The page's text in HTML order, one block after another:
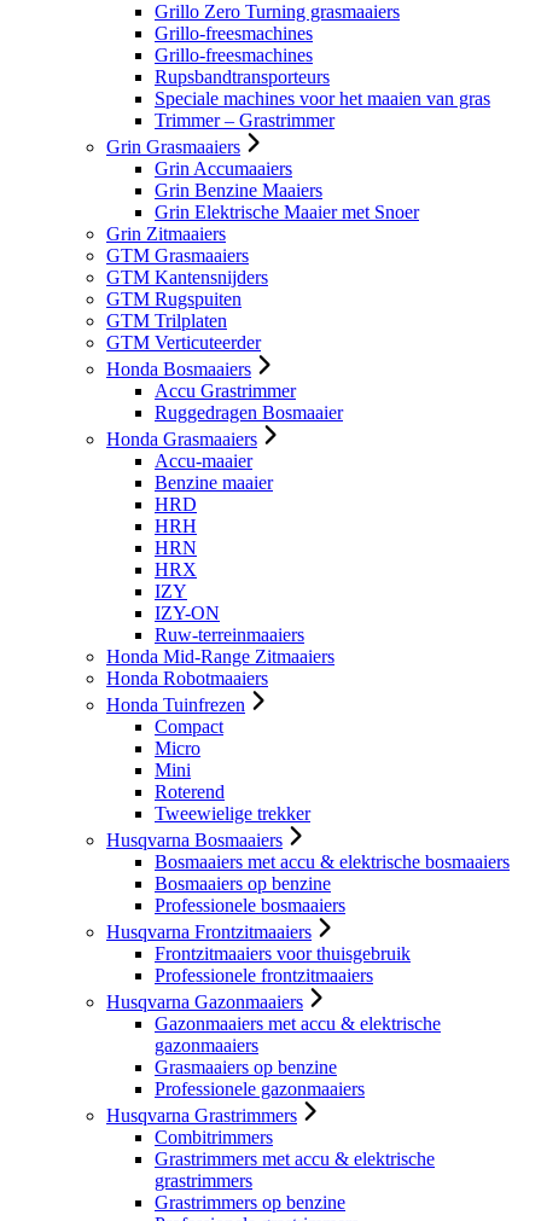
Grillo Zero Turning grasmaaiers
Grillo-freesmachines
Grillo-freesmachines
Rupsbandtransporteurs
Speciale machines voor het maaien van gras
Trimmer – Grastrimmer
Grin Grasmaaiers
Grin Accumaaiers
Grin Benzine Maaiers
Grin Elektrische Maaier met Snoer
Grin Zitmaaiers
GTM Grasmaaiers
GTM Kantensnijders
GTM Rugspuiten
GTM Trilplaten
GTM Verticuteerder
Honda Bosmaaiers
Accu Grastrimmer
Ruggedragen Bosmaaier
Honda Grasmaaiers
Accu-maaier
Benzine maaier
HRD
HRH
HRN
HRX
IZY
IZY-ON
Ruw-terreinmaaiers
Honda Mid-Range Zitmaaiers
Honda Robotmaaiers
Honda Tuinfrezen
Compact
Micro
Mini
Roterend
Tweewielige trekker
Husqvarna Bosmaaiers
Bosmaaiers met accu & elektrische bosmaaiers
Bosmaaiers op benzine
Professionele bosmaaiers
Husqvarna Frontzitmaaiers
Frontzitmaaiers voor thuisgebruik
Professionele frontzitmaaiers
Husqvarna Gazonmaaiers
Gazonmaaiers met accu & elektrische
gazonmaaiers
Grasmaaiers op benzine
Professionele gazonmaaiers
Husqvarna Grastrimmers
Combitrimmers
Grastrimmers met accu & elektrische
grastrimmers
Grastrimmers op benzine